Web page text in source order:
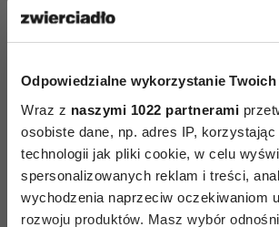
Odpowiedzialne wykorzystanie Twoich
Wraz z naszymi 1022 partnerami
osobiste dane, np. adres IP,
technologii jak pliki cookie, w celu
spersonalizowanych reklam i treści,
wychodzenia naprzeciw oczekiwaniom
rozwoju produktów. Masz wybór
mistrzowsko pokazany.
Czytaj także